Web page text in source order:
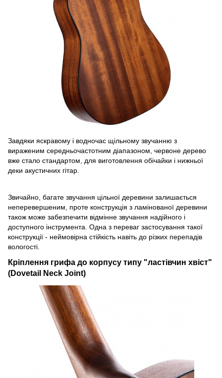
Завдяки яскравому і водночас щільному звучанню з
вираженим середньочастотним діапазоном, червоне дерево
вже стало стандартом, для виготовлення обічайки і нижньої
деки акустичних гітар.
Звичайно, багате звучання цільної деревини залишається
неперевершеним, проте конструкція з ламінованої деревини
також може забезпечити відмінне звучання надійного і
доступного інструмента. Одна з переваг застосування такої
конструкції - неймовірна стійкість навіть до різких перепадів
вологості.
Кріплення грифа до корпусу типу "ластівчин хвіст"
(Dovetail Neck Joint)